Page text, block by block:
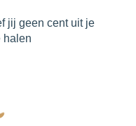
jij geen cent uit je
halen